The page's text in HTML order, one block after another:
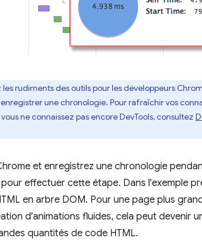
rudiments des outils pour les développeurs
une chronologie. Pour rafraîchir vos
vous ne connaissez pas encore DevTools, consultez
et enregistrez une chronologie
effectuer cette étape. Dans l'exemple
en arbre DOM. Pour une page plus
d'animations fluides, cela peut devenir
quantités de code HTML.